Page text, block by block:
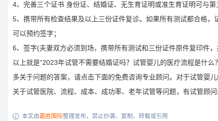
4、完善三个证书 身份证、结婚证、无生育证明或准生育证明可
5、携带所有检查结果及以上三份证件复诊。如果所有测试都合格，
可以预约签字；
6、签字(夫妻双方必须到场，携带所有测试和三份证件原件复印件
以上就是“2023年试管不需要结婚证吗？试管婴儿的医疗流程是什么
多关于问题的答案，请点击下面的免费咨询专业顾问。对于试管婴
关于试管医院、流程、成本、成功率、老年试管等问题，有试管顾
 本文由嘉胜国际整理发布，禁止抄袭、复制、转载或引用